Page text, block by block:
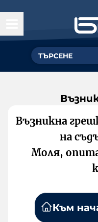
Възникна
на
Моля,
Към